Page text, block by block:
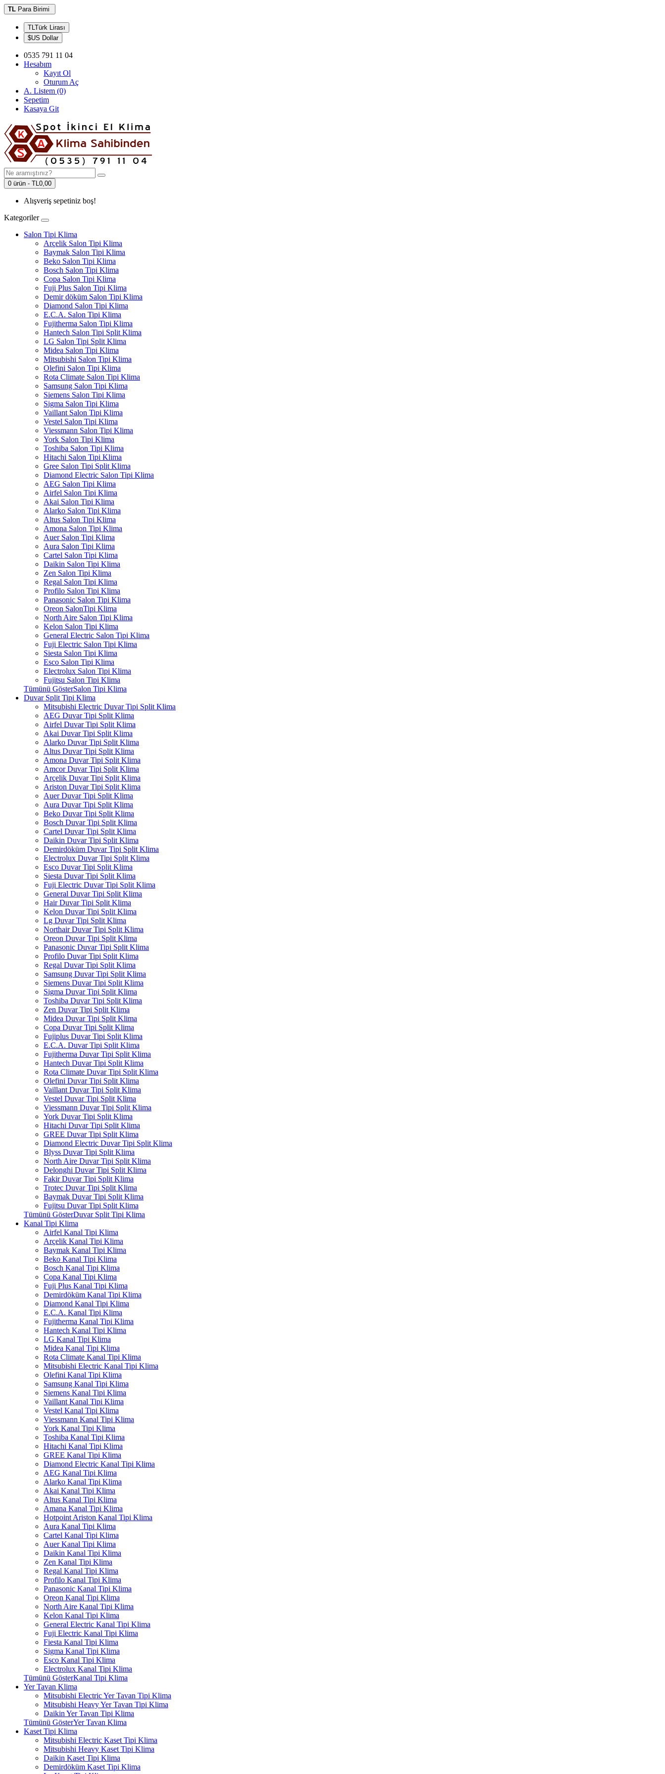
TL Para Birimi
TLTürk Lirası
$US Dollar
0535 791 11 04
Hesabım
Kayıt Ol
Oturum Aç
A. Listem (0)
Sepetim
Kasaya Git
0 ürün - TL0,00
Alışveriş sepetiniz boş!
Kategoriler
Salon Tipi Klima
Arçelik Salon Tipi Klima
Baymak Salon Tipi Klima
Beko Salon Tipi Klima
Bosch Salon Tipi Klima
Copa Salon Tipi Klima
Fuji Plus Salon Tipi Klima
Demir döküm Salon Tipi Klima
Diamond Salon Tipi Klima
E.C.A. Salon Tipi Klima
Fujitherma Salon Tipi Klima
Hantech Salon Tipi Split Klima
LG Salon Tipi Split Klima
Midea Salon Tipi Klima
Mitsubishi Salon Tipi Klima
Olefini Salon Tipi Klima
Rota Climate Salon Tipi Klima
Samsung Salon Tipi Klima
Siemens Salon Tipi Klima
Sigma Salon Tipi Klima
Vaillant Salon Tipi Klima
Vestel Salon Tipi Klima
Viessmann Salon Tipi Klima
York Salon Tipi Klima
Toshiba Salon Tipi Klima
Hitachi Salon Tipi Klima
Gree Salon Tipi Split Klima
Diamond Electric Salon Tipi Klima
AEG Salon Tipi Klima
Airfel Salon Tipi Klima
Akai Salon Tipi Klima
Alarko Salon Tipi Klima
Altus Salon Tipi Klima
Amona Salon Tipi Klima
Auer Salon Tipi Klima
Aura Salon Tipi Klima
Cartel Salon Tipi Klima
Daikin Salon Tipi Klima
Zen Salon Tipi Klima
Regal Salon Tipi Klima
Profilo Salon Tipi Klima
Panasonic Salon Tipi Klima
Oreon SalonTipi Klima
North Aire Salon Tipi Klima
Kelon Salon Tipi Klima
General Electric Salon Tipi Klima
Fuji Electric Salon Tipi Klima
Siesta Salon Tipi Klima
Esco Salon Tipi Klima
Electrolux Salon Tipi Klima
Fujitsu Salon Tipi Klima
Tümünü GösterSalon Tipi Klima
Duvar Split Tipi Klima
Mitsubishi Electric Duvar Tipi Split Klima
AEG Duvar Tipi Split Klima
Airfel Duvar Tipi Split Klima
Akai Duvar Tipi Split Klima
Alarko Duvar Tipi Split Klima
Altus Duvar Tipi Split Klima
Amona Duvar Tipi Split Klima
Amcor Duvar Tipi Split Klima
Arçelik Duvar Tipi Split Klima
Ariston Duvar Tipi Split Klima
Auer Duvar Tipi Split Klima
Aura Duvar Tipi Split Klima
Beko Duvar Tipi Split Klima
Bosch Duvar Tipi Split Klima
Cartel Duvar Tipi Split Klima
Daikin Duvar Tipi Split Klima
Demirdöküm Duvar Tipi Split Klima
Electrolux Duvar Tipi Split Klima
Esco Duvar Tipi Split Klima
Siesta Duvar Tipi Split Klima
Fuji Electric Duvar Tipi Split Klima
General Duvar Tipi Split Klima
Hair Duvar Tipi Split Klima
Kelon Duvar Tipi Split Klima
Lg Duvar Tipi Split Klima
Northair Duvar Tipi Split Klima
Oreon Duvar Tipi Split Klima
Panasonic Duvar Tipi Split Klima
Profilo Duvar Tipi Split Klima
Regal Duvar Tipi Split Klima
Samsung Duvar Tipi Split Klima
Siemens Duvar Tipi Split Klima
Sigma Duvar Tipi Split Klima
Toshiba Duvar Tipi Split Klima
Zen Duvar Tipi Split Klima
Midea Duvar Tipi Split Klima
Copa Duvar Tipi Split Klima
Fujiplus Duvar Tipi Split Klima
E.C.A. Duvar Tipi Split Klima
Fujitherma Duvar Tipi Split Klima
Hantech Duvar Tipi Split Klima
Rota Climate Duvar Tipi Split Klima
Olefini Duvar Tipi Split Klima
Vaillant Duvar Tipi Split Klima
Vestel Duvar Tipi Split Klima
Viessmann Duvar Tipi Split Klima
York Duvar Tipi Split Klima
Hitachi Duvar Tipi Split Klima
GREE Duvar Tipi Split Klima
Diamond Electric Duvar Tipi Split Klima
Blyss Duvar Tipi Split Klima
North Aire Duvar Tipi Split Klima
Delonghi Duvar Tipi Split Klima
Fakir Duvar Tipi Split Klima
Trotec Duvar Tipi Split Klima
Baymak Duvar Tipi Split Klima
Fujitsu Duvar Tipi Split Klima
Tümünü GösterDuvar Split Tipi Klima
Kanal Tipi Klima
Airfel Kanal Tipi Klima
Arçelik Kanal Tipi Klima
Baymak Kanal Tipi Klima
Beko Kanal Tipi Klima
Bosch Kanal Tipi Klima
Copa Kanal Tipi Klima
Fuji Plus Kanal Tipi Klima
Demirdöküm Kanal Tipi Klima
Diamond Kanal Tipi Klima
E.C.A. Kanal Tipi Klima
Fujitherma Kanal Tipi Klima
Hantech Kanal Tipi Klima
LG Kanal Tipi Klima
Midea Kanal Tipi Klima
Rota Climate Kanal Tipi Klima
Mitsubishi Electric Kanal Tipi Klima
Olefini Kanal Tipi Klima
Samsung Kanal Tipi Klima
Siemens Kanal Tipi Klima
Vaillant Kanal Tipi Klima
Vestel Kanal Tipi Klima
Viessmann Kanal Tipi Klima
York Kanal Tipi Klima
Toshiba Kanal Tipi Klima
Hitachi Kanal Tipi Klima
GREE Kanal Tipi Klima
Diamond Electric Kanal Tipi Klima
AEG Kanal Tipi Klima
Alarko Kanal Tipi Klima
Akai Kanal Tipi Klima
Altus Kanal Tipi Klima
Amana Kanal Tipi Klima
Hotpoint Ariston Kanal Tipi Klima
Aura Kanal Tipi Klima
Cartel Kanal Tipi Klima
Auer Kanal Tipi Klima
Daikin Kanal Tipi Klima
Zen Kanal Tipi Klima
Regal Kanal Tipi Klima
Profilo Kanal Tipi Klima
Panasonic Kanal Tipi Klima
Oreon Kanal Tipi Klima
North Aire Kanal Tipi Klima
Kelon Kanal Tipi Klima
General Electric Kanal Tipi Klima
Fuji Electric Kanal Tipi Klima
Fiesta Kanal Tipi Klima
Sigma Kanal Tipi Klima
Esco Kanal Tipi Klima
Electrolux Kanal Tipi Klima
Tümünü GösterKanal Tipi Klima
Yer Tavan Klima
Mitsubishi Electric Yer Tavan Tipi Klima
Mitsubishi Heavy Yer Tavan Tipi Klima
Daikin Yer Tavan Tipi Klima
Tümünü GösterYer Tavan Klima
Kaset Tipi Klima
Mitsubishi Electric Kaset Tipi Klima
Mitsubishi Heavy Kaset Tipi Klima
Daikin Kaset Tipi Klima
Demirdöküm Kaset Tipi Klima